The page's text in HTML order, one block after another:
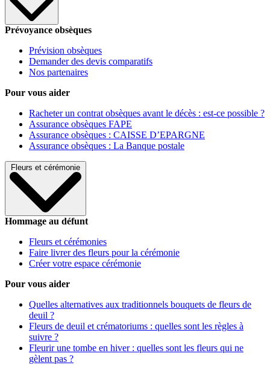
Prévoyance obsèques
Prévision obsèques
Demander des devis comparatifs
Nos partenaires
Pour vous aider
Racheter un contrat obsèques avant le décès : est-ce possible ?
Assurance obsèques FAPE
Assurance obsèques : CAISSE D’EPARGNE
Assurance obsèques : La Banque postale
Fleurs et cérémonie
Hommage au défunt
Fleurs et cérémonies
Faire livrer des fleurs pour la cérémonie
Créer votre espace cérémonie
Pour vous aider
Quelles alternatives aux traditionnels bouquets de fleurs de
deuil ?
Fleurs de deuil et crématoriums : quelles sont les règles à
suivre ?
Fleurir une tombe en hiver : quelles sont les fleurs qui ne
gèlent pas ?